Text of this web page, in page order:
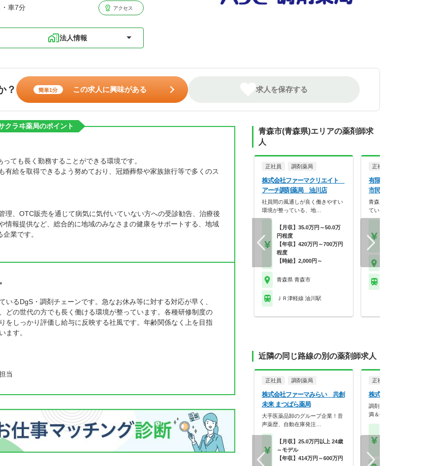
車7分 アクセス
法人情報
？ 簡単1分 この求人に興味がある 求人を保存する
ラヰ薬局のポイント
ても長く勤務することができる環境です。
有給を取得できるよう努めており、冠婚葬祭や家族旅行等で多くのス
理、OTC販売を通じて病気に気付いていない方への受診勧告、治療後
情報提供など、総合的に地域のみなさまの健康をサポートする、地域
業です。
いるDgS・調剤チェーンです。急なお休み等に対する対応が早く、
どの世代の方でも長く働ける環境が整っています。各種研修制度の
をしっかり評価し給与に反映する社風です。年齢関係なく上を目指
ます。
当
青森市(青森県)エリアの薬剤師求
人
正社員 調剤薬局
株式会社ファーマクリエイト
アーチ調剤薬局 油川店
社員間の風通しが良く働きやすい
環境が整っている、地…
【月収】35.0万円～50.0万
円程度
【年収】420万円～700万円
程度
【時給】2,000円～
青森県 青森市
ＪＲ津軽線 油川駅
正社員
有限会社ケイエスメディ
市民病院前店
青森県を中心に10店舗以上
ている調剤薬局です…
近隣の同じ路線の別の薬剤師求人
正社員 調剤薬局
株式会社ファーマみらい 共創
未来 まつばら薬局
大手医薬品卸のグループ企業！音
声薬歴、自動在庫発注…
【月収】25.0万円以上 24歳
～モデル
【年収】414万円～600万円
正社員
株式会社ツルハ 青森浜
調剤＋OTCで成長！残業10
満＆休暇充実の大…